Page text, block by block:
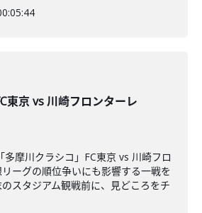
東京 vs 川崎フロンターレ
多摩川クラシコ」FC東京 vs 川崎フロ
ーグの順位争いにも影響する一戦を
スタジアム観戦前に、見どころをチ